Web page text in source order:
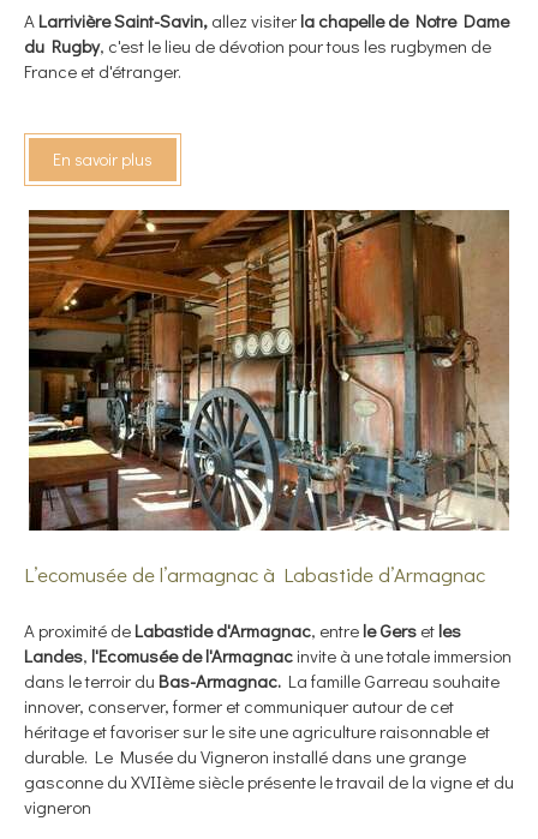
A Larrivière Saint-Savin, allez visiter la chapelle de Notre Dame
du Rugby, c'est le lieu de dévotion pour tous les rugbymen de
France et d'étranger.
En savoir plus
L’ecomusée de l’armagnac à Labastide d’Armagnac
A proximité de Labastide d'Armagnac, entre le Gers et les
Landes, l'Ecomusée de l'Armagnac invite à une totale immersion
dans le terroir du Bas-Armagnac. La famille Garreau souhaite
innover, conserver, former et communiquer autour de cet
héritage et favoriser sur le site une agriculture raisonnable et
durable. Le Musée du Vigneron installé dans une grange
gasconne du XVIIème siècle présente le travail de la vigne et du
vigneron